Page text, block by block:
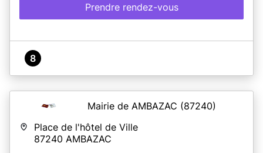
Prendre rendez-vous
8
Mairie de AMBAZAC (87240)
Place de l'hôtel de Ville
87240 AMBAZAC